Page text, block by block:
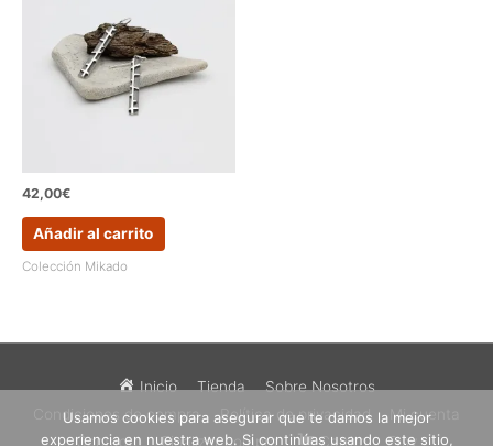
42,00€
Añadir al carrito
Colección Mikado
Inicio Tienda
Sobre Nosotros
Condiciones de compra
Política de privacidad
Mi cuenta
Contacto
Finalizar compra Carrito Etsy
Usamos cookies para asegurar que te damos la mejor
experiencia en nuestra web. Si continúas usando este sitio,